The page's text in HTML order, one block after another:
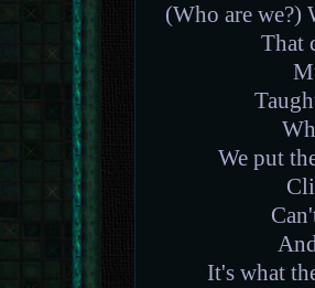
(Who are we?)
That
We put
It's what